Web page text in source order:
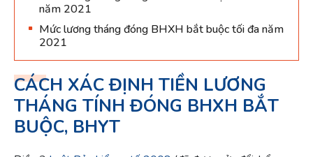
năm 2021
Mức lương tháng đóng BHXH bắt buộc tối đa năm
2021
CÁCH XÁC ĐỊNH TIỀN LƯƠNG
THÁNG TÍNH ĐÓNG BHXH BẮT
BUỘC, BHYT